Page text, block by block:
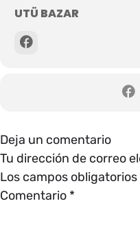
UTÜ BAZAR
Deja un comentario
Tu dirección de correo
Los campos
Comentario *